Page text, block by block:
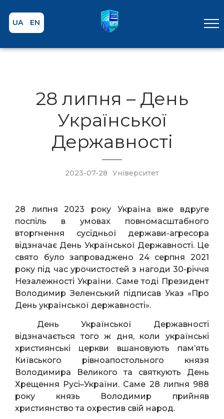
UA EN
28 липня – День
Української
Державності
2023-07-28 Університет
28 липня 2023 року Україна вже вдруге
поспіль в умовах повномасштабного
вторгнення сусідньої держави-агресора
відзначає День Української Державності. Це
свято було запроваджено 24 серпня 2021
року під час урочистостей з нагоди 30-річчя
Незалежності України. Саме тоді Президент
Володимир Зеленський підписав Указ «Про
День української державності».
День Української Державності
відзначається того ж дня, коли українські
християнські церкви вшановують памʼять
Київського рівноапостольного князя
Володимира Великого та святкують День
Хрещення Русі–України. Саме 28 липня 988
року князь Володимир прийняв
християнство та охрестив свій народ.